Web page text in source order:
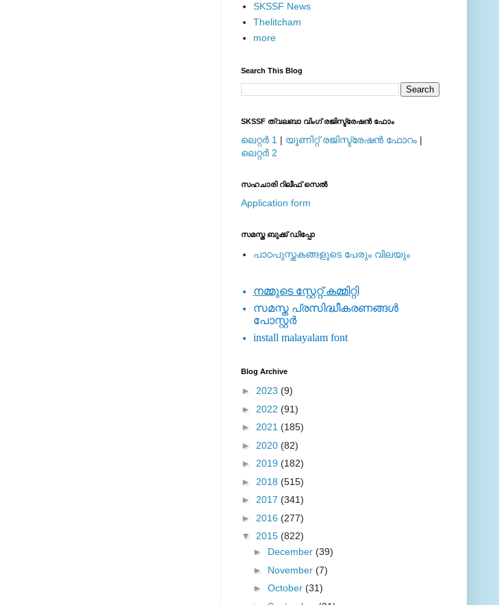
SKSSF News
Thelitcham
more
Search This Blog
SKSSF ത്വലബാ വിംഗ് രജിസ്ട്രേഷന്‍ ഫോം
ലെറ്റര്‍ 1 | യൂണിറ്റ് രജിസ്ട്രേഷന്‍ ഫോറം |
ലെറ്റര്‍ 2
സഹചാരി റിലീഫ് സെല്‍
Application form
സമസ്ത ബുക്ക് ഡിപ്പോ
പാഠപുസ്തകങ്ങളുടെ പേരും വിലയും
നമ്മുടെ സ്റ്റേറ്റ് കമ്മിറ്റി
സമസ്ത പ്രസിദ്ധീകരണങ്ങള്‍
പോസ്റ്റര്‍
install malayalam font
Blog Archive
► 2023 (9)
► 2022 (91)
► 2021 (185)
► 2020 (82)
► 2019 (182)
► 2018 (515)
► 2017 (341)
► 2016 (277)
▼ 2015 (822)
► December (39)
► November (7)
► October (31)